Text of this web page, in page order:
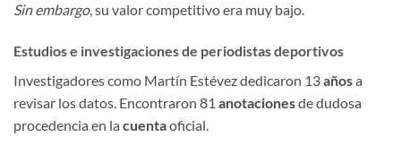
Sin embargo, su valor competitivo era muy bajo.
Estudios e investigaciones de periodistas deportivos
Investigadores como Martín Estévez dedicaron 13añosa
revisar los datos. Encontraron 81 anotacionesde dudosa
procedencia en la cuentaoficial.